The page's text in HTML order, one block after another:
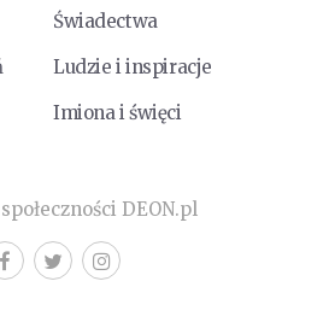
Świadectwa
Ludzie i inspiracje
Imiona i święci
DEON.pl